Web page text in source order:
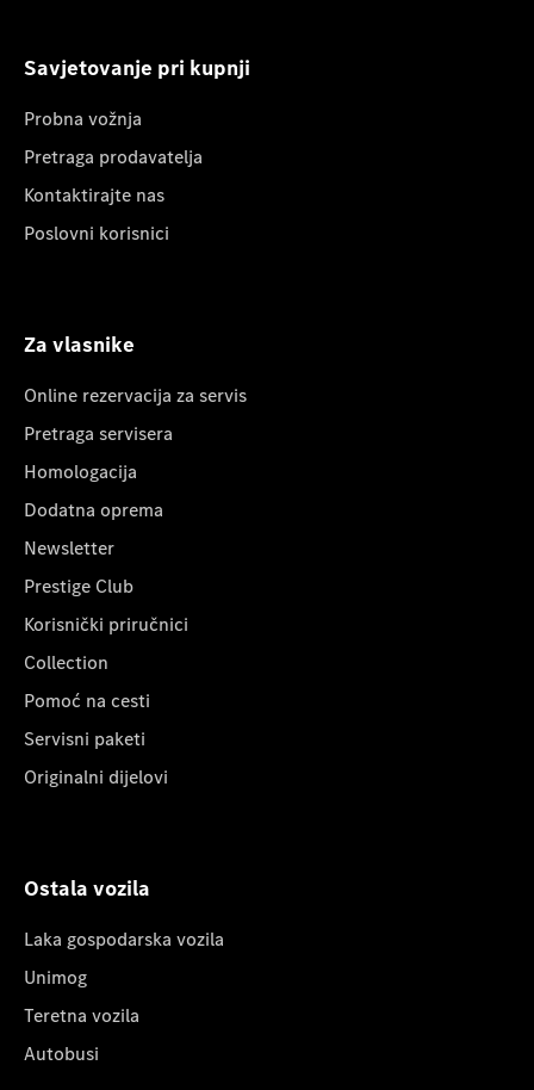
Savjetovanje pri kupnji
Probna vožnja
Pretraga prodavatelja
Kontaktirajte nas
Poslovni korisnici
Za vlasnike
Online rezervacija za servis
Pretraga servisera
Homologacija
Dodatna oprema
Newsletter
Prestige Club
Korisnički priručnici
Collection
Pomoć na cesti
Servisni paketi
Originalni dijelovi
Ostala vozila
Laka gospodarska vozila
Unimog
Teretna vozila
Autobusi